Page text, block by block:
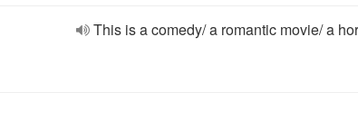
This is a comedy/ a romantic movie/ a